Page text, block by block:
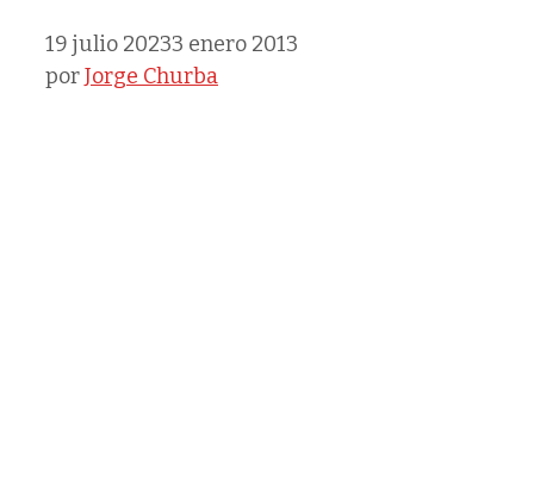
19 julio 20233 enero 2013
porJorge Churba